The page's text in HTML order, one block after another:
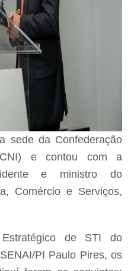
sede da Confederação
e contou com a
e ministro do
Comércio e Serviços,
de STI do
PI Paulo Pires, os